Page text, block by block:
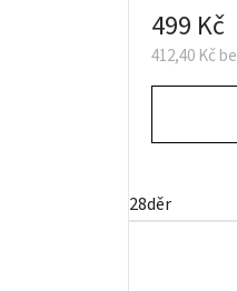
412,40 Kč
499 Kč
28děr